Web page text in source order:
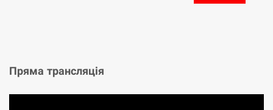
Пряма трансляція